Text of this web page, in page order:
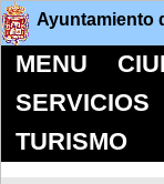
Ayuntamiento
MENU
SERVICIOS
TURISMO